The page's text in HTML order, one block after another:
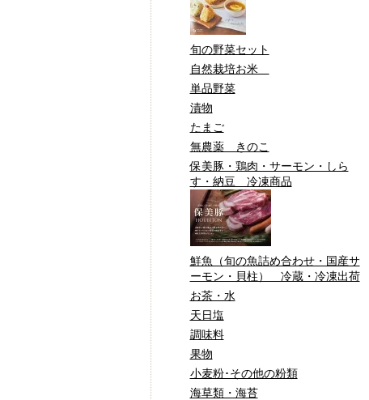
旬の野菜セット
自然栽培お米
単品野菜
漬物
たまご
無農薬 きのこ
保美豚・鶏肉・サーモン・しら
す・納豆 冷凍商品
鮮魚（旬の魚詰め合わせ・国産サ
ーモン・貝柱） 冷蔵・冷凍出荷
お茶・水
天日塩
調味料
果物
小麦粉･その他の粉類
海草類・海苔